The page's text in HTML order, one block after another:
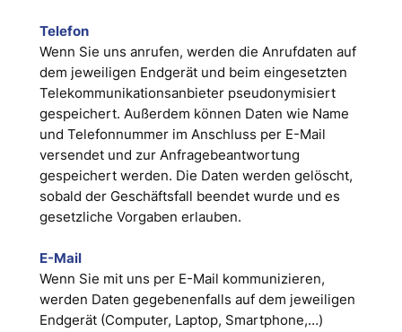
Telefon
Wenn Sie uns anrufen, werden die Anrufdaten auf
dem jeweiligen Endgerät und beim eingesetzten
Telekommunikationsanbieter pseudonymisiert
gespeichert. Außerdem können Daten wie Name
und Telefonnummer im Anschluss per E-Mail
versendet und zur Anfragebeantwortung
gespeichert werden. Die Daten werden gelöscht,
sobald der Geschäftsfall beendet wurde und es
gesetzliche Vorgaben erlauben.
E-Mail
Wenn Sie mit uns per E-Mail kommunizieren,
werden Daten gegebenenfalls auf dem jeweiligen
Endgerät (Computer, Laptop, Smartphone,…)